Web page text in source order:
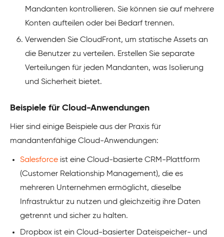
Mandanten kontrollieren. Sie können sie auf mehrere
Konten aufteilen oder bei Bedarf trennen.
Verwenden Sie CloudFront, um statische Assets an
die Benutzer zu verteilen. Erstellen Sie separate
Verteilungen für jeden Mandanten, was Isolierung
und Sicherheit bietet.
Beispiele für Cloud-Anwendungen
Hier sind einige Beispiele aus der Praxis für
mandantenfähige Cloud-Anwendungen:
Salesforce ist eine Cloud-basierte CRM-Plattform
(Customer Relationship Management), die es
mehreren Unternehmen ermöglicht, dieselbe
Infrastruktur zu nutzen und gleichzeitig ihre Daten
getrennt und sicher zu halten.
Dropbox ist ein Cloud-basierter Dateispeicher- und